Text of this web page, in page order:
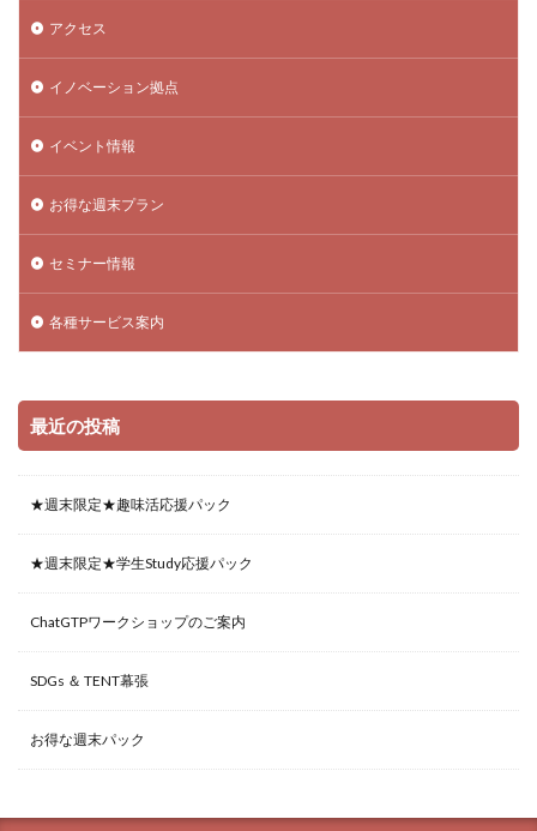
アクセス
イノベーション拠点
イベント情報
お得な週末プラン
セミナー情報
各種サービス案内
最近の投稿
★週末限定★趣味活応援パック
★週末限定★学生Study応援パック
ChatGTPワークショップのご案内
SDGs ＆ TENT幕張
お得な週末パック